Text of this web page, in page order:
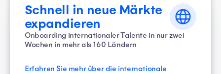
Schnell in neue Märkte
expandieren
Onboarding internationaler Talente in nur zwei
Wochen in mehr als 160 Ländern
Erfahren Sie mehr über die internationale